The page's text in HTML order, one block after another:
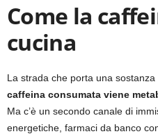
Come la
cucina
La strada che porta una
caffeina consumata viene
Ma c’è un secondo canale di
energetiche, farmaci da banco